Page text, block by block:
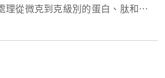
理從微克到克級別的蛋白、肽和核
多種層析柱與填料，應對各種純